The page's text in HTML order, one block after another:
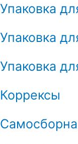
Упаковка
Упаковка
Упаковка
Коррексы